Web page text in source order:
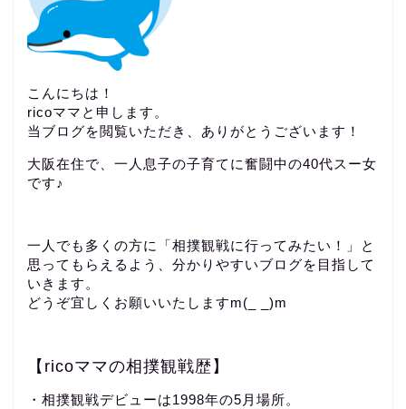
こんにちは！
ricoママと申します。
当ブログを閲覧いただき、ありがとうございます！
大阪在住で、一人息子の子育てに奮闘中の40代スー女
です♪
一人でも多くの方に「相撲観戦に行ってみたい！」と
思ってもらえるよう、分かりやすいブログを目指して
いきます。
どうぞ宜しくお願いいたしますm(_ _)m
【ricoママの相撲観戦歴】
・相撲観戦デビューは1998年の5月場所。